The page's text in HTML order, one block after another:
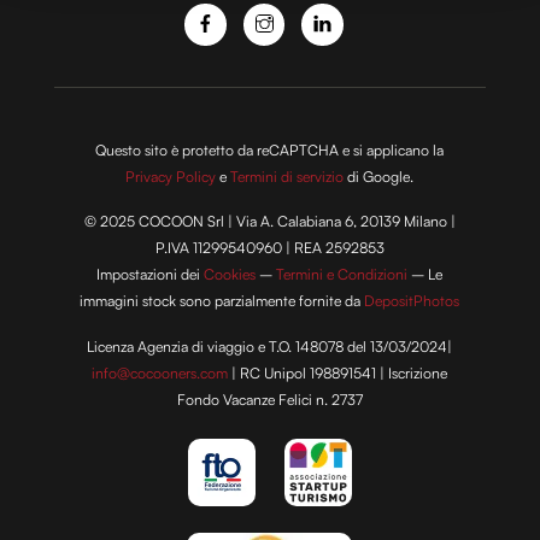
modificare o ritirare il tuo consenso in qualsiasi momento
dalla Dichiarazione sui cookie.
analizzare il nostro traffico. Condividiamo inoltre
nostri partner che si occupano di analisi dei dati web,
pubblicità e social media, i quali potrebbero combinarle
con altre informazioni che hai fornito loro o che hanno
raccolto dal tuo utilizzo dei loro servizi.
Questo sito è protetto da reCAPTCHA e si applicano la
Privacy Policy eTermini di servizio di Google.
© 2025 COCOON Srl | Via A. Calabiana 6, 20139 Milano |
P.IVA 11299540960 | REA 2592853
Impostazioni deiCookies –Termini e Condizioni – Le
immagini stock sono parzialmente fornite da DepositPhotos
Licenza Agenzia di viaggio e T.O. 148078 del 13/03/2024|
info@cocooners.com | RC Unipol 198891541 | Iscrizione
Fondo Vacanze Felici n. 2737